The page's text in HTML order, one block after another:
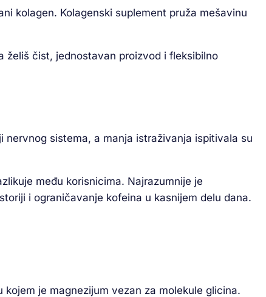
kolagen. Kolagenski suplement pruža mešavinu
želiš čist, jednostavan proizvod i fleksibilno
sistema, a manja istraživanja ispitivala su
među korisnicima. Najrazumnije je
i ograničavanje kofeina u kasnijem delu dana.
je magnezijum vezan za molekule glicina.